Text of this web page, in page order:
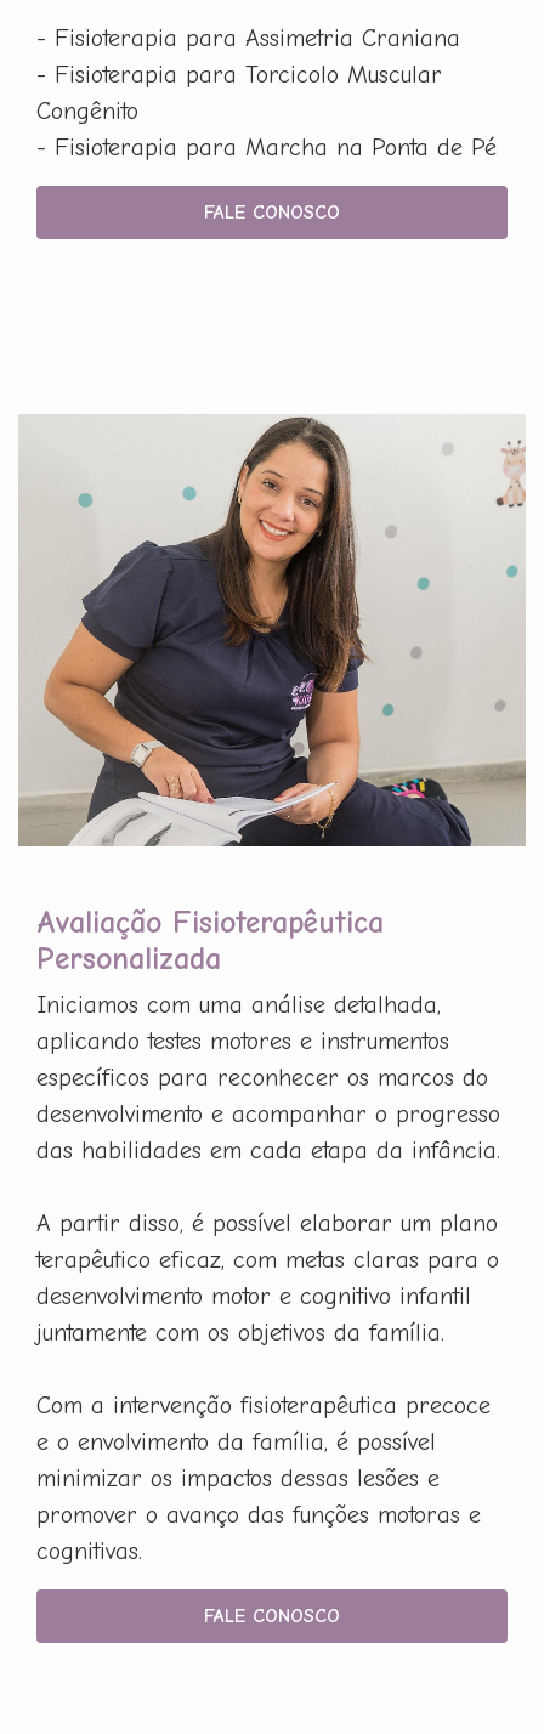
- Fisioterapia para Assimetria Craniana
- Fisioterapia para Torcicolo Muscular
Congênito
- Fisioterapia para Marcha na Ponta de Pé
FALE CONOSCO
Avaliação Fisioterapêutica
Personalizada
Iniciamos com uma análise detalhada,
aplicando testes motores e instrumentos
específicos para reconhecer os marcos do
desenvolvimento e acompanhar o progresso
das habilidades em cada etapa da infância.
A partir disso, é possível elaborar um plano
terapêutico eficaz, com metas claras para o
desenvolvimento motor e cognitivo infantil
juntamente com os objetivos da família.
Com a intervenção fisioterapêutica precoce
e o envolvimento da família, é possível
minimizar os impactos dessas lesões e
promover o avanço das funções motoras e
cognitivas.
FALE CONOSCO